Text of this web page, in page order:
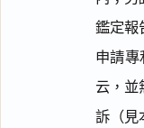
鑑定報
申請
云，並
訴（見